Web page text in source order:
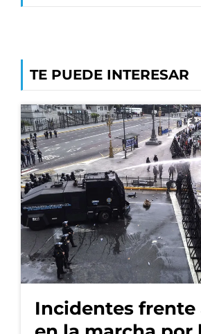
TE PUEDE INTERESAR
Incidentes frente